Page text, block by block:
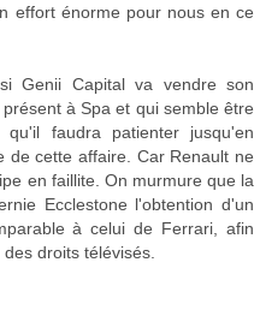
effort énorme pour nous en ce
Genii Capital va vendre son
à Spa et qui semble être
faudra patienter jusqu'en
de cette affaire. Car Renault ne
en faillite. On murmure que la
Ecclestone l'obtention d'un
à celui de Ferrari, afin
droits télévisés.